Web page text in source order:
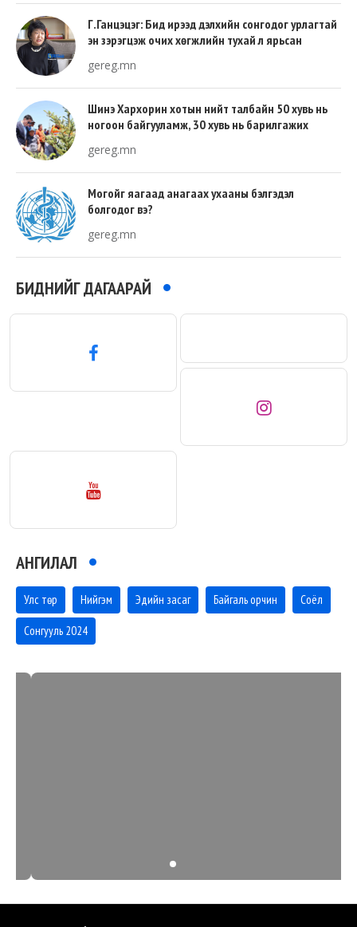
Г.Ганцэцэг: Бид ирээд дэлхийн сонгодог урлагтай
эн зэрэгцэж очих хөгжлийн тухай л ярьсан
gereg.mn
Шинэ Хархорин хотын нийт талбайн 50 хувь нь
ногоон байгууламж, 30 хувь нь барилгажих
gereg.mn
Могойг яагаад анагаах ухааны бэлгэдэл
болгодог вэ?
gereg.mn
БИДНИЙГ ДАГААРАЙ
АНГИЛАЛ
Улс төр Нийгэм Эдийн засаг Байгаль орчин Соёл
Сонгууль 2024